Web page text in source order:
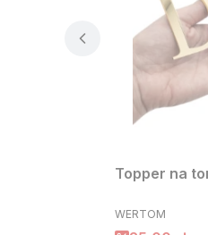
Topper na
PRODUCENT
WERTOM